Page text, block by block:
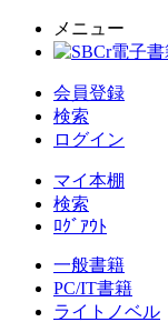
メニュー
会員登録
検索
ログイン
マイ本棚
検索
ﾛｸﾞｱｳﾄ
一般書籍
PC/IT書籍
ライトノベル